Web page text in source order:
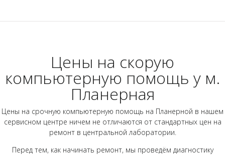
Цены на скорую
компьютерную помощь у м.
Планерная
Цены на срочную компьютерную помощь на Планерной в нашем
сервисном центре ничем не отличаются от стандартных цен на
ремонт в центральной лаборатории.
Перед тем, как начинать ремонт, мы проведём диагностику